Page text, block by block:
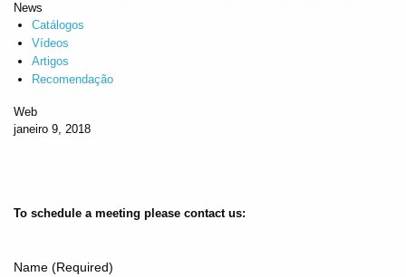
News
Catálogos
Vídeos
Artigos
Recomendação
Web
janeiro 9, 2018
To schedule a meeting please contact us:
Name (Required)